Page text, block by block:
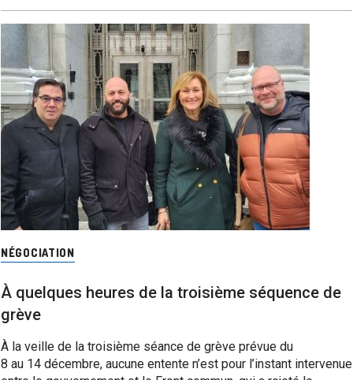
NÉGOCIATION
À quelques heures de la troisième séquence de
grève
À la veille de la troisième séance de grève prévue du
8 au 14 décembre, aucune entente n’est pour l’instant intervenue